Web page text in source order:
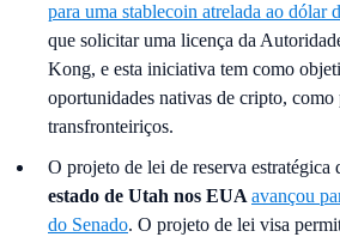
para uma stablecoin atrelada ao dólar
que solicitar uma licença da
Kong, e esta iniciativa tem como
oportunidades nativas de cripto, como
transfronteiriços.
O projeto de lei de reserva
estado de Utah nos EUA avançou
do Senado. O projeto de lei visa